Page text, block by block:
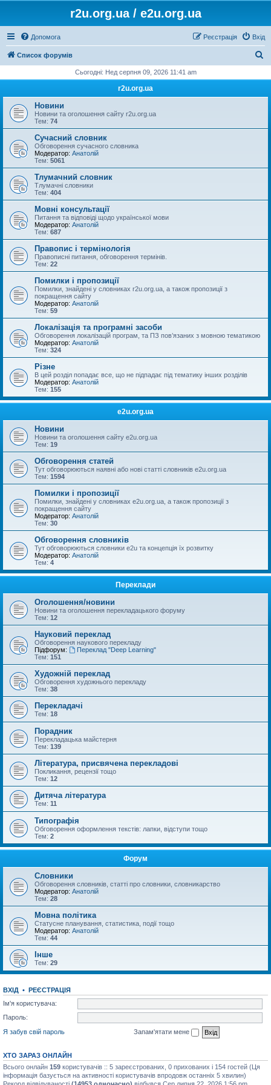
r2u.org.ua / e2u.org.ua
Допомога Вхід
Реєстрація
Список форумів
у
Сьогодні: Нед серпня 09, 2026 11:41 am
r2u.org.ua
Новини
Новини та оголошення сайту r2u.org.ua
Тем: 74
Сучасний словник
Обговорення сучасного словника
Модератор: Анатолій
Тем: 5061
Тлумачний словник
Тлумачні словники
Тем: 404
Мовні консультації
Питання та відповіді щодо української мови
Модератор: Анатолій
Тем: 687
Правопис і термінологія
Правописні питання, обговорення термінів.
Тем: 22
Помилки і пропозиції
Помилки, знайдені у словниках r2u.org.ua, а також пропозиції з
покращення сайту
Модератор: Анатолій
Тем: 59
Локалізація та програмні засоби
Обговорення локалізацій програм, та ПЗ пов’язаних з мовною тематикою
Модератор: Анатолій
Тем: 324
Різне
В цей розділ попадає все, що не підпадає під тематику інших розділів
Модератор: Анатолій
Тем: 155
e2u.org.ua
Новини
Новини та оголошення сайту e2u.org.ua
Тем: 19
Обговорення статей
Тут обговорюються наявні або нові статті словників e2u.org.ua
Тем: 1594
Помилки і пропозиції
Помилки, знайдені у словниках e2u.org.ua, а також пропозиції з
покращення сайту
Модератор: Анатолій
Тем: 30
Обговорення словників
Тут обговорюються словники e2u та концепція їх розвитку
Модератор: Анатолій
Тем: 4
Переклади
Оголошення/новини
Новини та оголошення перекладацького форуму
Тем: 12
Науковий переклад
Обговорення наукового перекладу
Підфорум:
Переклад "Deep Learning"
Тем: 151
Художній переклад
Обговорення художнього перекладу
Тем: 38
Перекладачі
Тем: 18
Порадник
Перекладацька майстерня
Тем: 139
Література, присвячена перекладові
Покликання, рецензії тощо
Тем: 12
Дитяча література
Тем: 11
Типографія
Обговорення оформлення текстів: лапки, відступи тощо
Тем: 2
Форум
Словники
Обговорення словників, статті про словники, словникарство
Модератор: Анатолій
Тем: 28
Мовна політика
Статусне планування, статистика, події тощо
Модератор: Анатолій
Тем: 44
Інше
Тем: 29
ВХІД • РЕЄСТРАЦІЯ
Ім'я користувача:
Пароль:
Я забув свій пароль
Запам'ятати мене
ХТО ЗАРАЗ ОНЛАЙН
Всього онлайн 159 користувачів :: 5 зареєстрованих, 0 прихованих і 154 гостей (Ця
інформація базується на активності користувачів впродовж останніх 5 хвилин)
Рекорд відвідуваності (14953 одночасно) відбувся Сер липня 22, 2026 1:56 pm